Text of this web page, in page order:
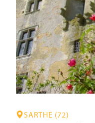
SARTHE (72)